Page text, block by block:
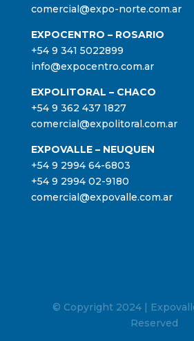
comercial@expo-norte.com.ar
EXPOCENTRO – ROSARIO
+54 9 341 5022899
info@expocentro.com.ar
EXPOLITORAL – CHACO
+54 9 362 437 1827
comercial@expolitoral.com.ar
EXPOVALLE – NEUQUEN
+54 9 2994 64-6803
+54 9 2994 02-9180
comercial@expovalle.com.ar
© Copyright 2024 |
Reserved